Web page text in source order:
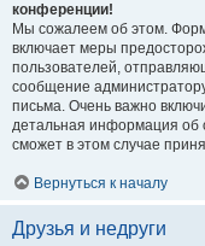
конференции!
Мы сожалеем об этом.
включает меры
пользователей,
сообщение
письма. Очень важно
детальная информация об
сможет в этом случае
Вернуться к началу
Друзья и недруги